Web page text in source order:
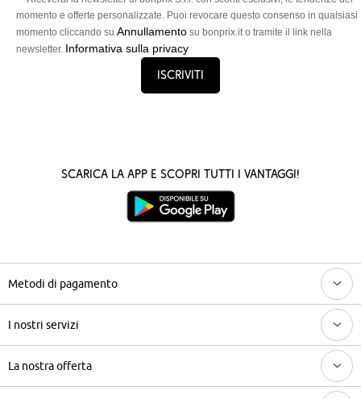
momento e offerte personalizzate. Puoi revocare questo consenso in qualsiasi
momento cliccando su Annullamento su bonprix.it o tramite il link nella
newsletter. Informativa sulla privacy
Iscriviti
Scarica la App e scopri tutti i vantaggi!
Metodi di pagamento
I nostri servizi
La nostra offerta